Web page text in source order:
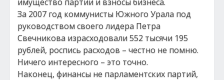
За 2007 год коммунисты Южного Урала под
руководством своего лидера Петра
Свечникова израсходовали 552 тысячи 195
рублей, роспись расходов – честно не помню.
Ничего интересного – это точно.
Наконец, финансы не парламентских партий,